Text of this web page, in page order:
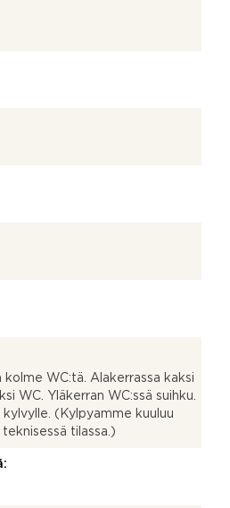
kolme WC:tä. Alakerrassa kaksi
WC. Yläkerran WC:ssä suihku.
kylvylle. (Kylpyamme kuuluu
tilassa.)